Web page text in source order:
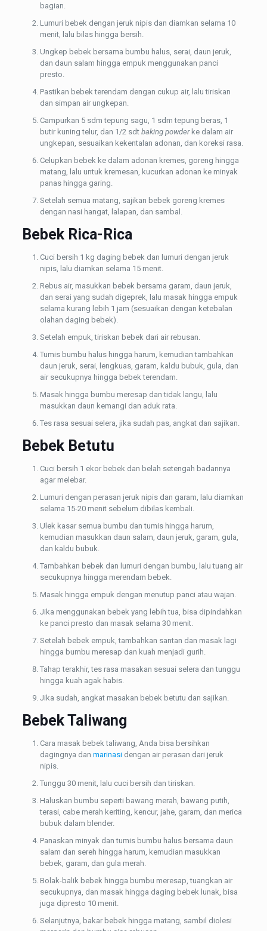
bagian.
Lumuri bebek dengan jeruk nipis dan diamkan selama 10
menit, lalu bilas hingga bersih.
Ungkep bebek bersama bumbu halus, serai, daun jeruk,
dan daun salam hingga empuk menggunakan panci
presto.
Pastikan bebek terendam dengan cukup air, lalu tiriskan
dan simpan air ungkepan.
Campurkan 5 sdm tepung sagu, 1 sdm tepung beras, 1
butir kuning telur, dan 1/2 sdt baking powderke dalam air
ungkepan, sesuaikan kekentalan adonan, dan koreksi rasa.
Celupkan bebek ke dalam adonan kremes, goreng hingga
matang, lalu untuk kremesan, kucurkan adonan ke minyak
panas hingga garing.
Setelah semua matang, sajikan bebek goreng kremes
dengan nasi hangat, lalapan, dan sambal.
Bebek Rica-Rica
Cuci bersih 1 kg daging bebek dan lumuri dengan jeruk
nipis, lalu diamkan selama 15 menit.
Rebus air, masukkan bebek bersama garam, daun jeruk,
dan serai yang sudah digeprek, lalu masak hingga empuk
selama kurang lebih 1 jam (sesuaikan dengan ketebalan
olahan daging bebek).
Setelah empuk, tiriskan bebek dari air rebusan.
Tumis bumbu halus hingga harum, kemudian tambahkan
daun jeruk, serai, lengkuas, garam, kaldu bubuk, gula, dan
air secukupnya hingga bebek terendam.
Masak hingga bumbu meresap dan tidak langu, lalu
masukkan daun kemangi dan aduk rata.
Tes rasa sesuai selera, jika sudah pas, angkat dan sajikan.
Bebek Betutu
Cuci bersih 1 ekor bebek dan belah setengah badannya
agar melebar.
Lumuri dengan perasan jeruk nipis dan garam, lalu diamkan
selama 15-20 menit sebelum dibilas kembali.
Ulek kasar semua bumbu dan tumis hingga harum,
kemudian masukkan daun salam, daun jeruk, garam, gula,
dan kaldu bubuk.
Tambahkan bebek dan lumuri dengan bumbu, lalu tuang air
secukupnya hingga merendam bebek.
Masak hingga empuk dengan menutup panci atau wajan.
Jika menggunakan bebek yang lebih tua, bisa dipindahkan
ke panci presto dan masak selama 30 menit.
Setelah bebek empuk, tambahkan santan dan masak lagi
hingga bumbu meresap dan kuah menjadi gurih.
Tahap terakhir, tes rasa masakan sesuai selera dan tunggu
hingga kuah agak habis.
Jika sudah, angkat masakan bebek betutu dan sajikan.
Bebek Taliwang
Cara masak bebek taliwang, Anda bisa bersihkan
dagingnya dan marinasidengan air perasan dari jeruk
nipis.
Tunggu 30 menit, lalu cuci bersih dan tiriskan.
Haluskan bumbu seperti bawang merah, bawang putih,
terasi, cabe merah keriting, kencur, jahe, garam, dan merica
bubuk dalam blender.
Panaskan minyak dan tumis bumbu halus bersama daun
salam dan sereh hingga harum, kemudian masukkan
bebek, garam, dan gula merah.
Bolak-balik bebek hingga bumbu meresap, tuangkan air
secukupnya, dan masak hingga daging bebek lunak, bisa
juga dipresto 10 menit.
Selanjutnya, bakar bebek hingga matang, sambil diolesi